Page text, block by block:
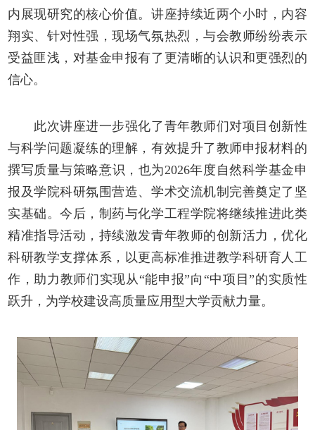
内展现研究的核心价值。 讲座持续近两个小时，内容
翔实、针对性强，现场气氛热烈，与会教师纷纷表示
受益匪浅，对基金申报有了更清晰的认识和更强烈的
信心。
此次讲座进一步强化了青年教师们对项目创新性
与科学问题凝练的理解，有效提升了教师申报材料的
撰写质量与策略意识，也为2026年度自然科学基金申
报及学院科研氛围营造、学术交流机制完善奠定了坚
实基础。今后，制药与化学工程学院将继续推进此类
精准指导活动，持续激发青年教师的创新活力，优化
科研教学支撑体系，以更高标准推进教学科研育人工
作，助力教师们实现从“能申报”向“中项目”的实质性
跃升，为学校建设高质量应用型大学贡献力量。